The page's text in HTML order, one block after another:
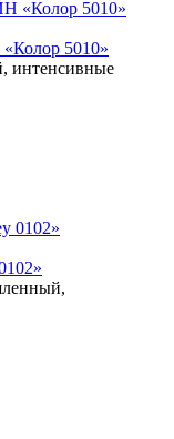
5010»
интенсивные